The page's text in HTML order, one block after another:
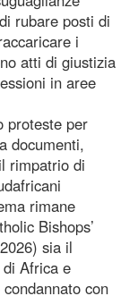
rubare posti di
i
atti di giustizia
in aree
proteste per
documenti,
rimpatrio di
rimane
Bishops’
sia il
Africa e
con